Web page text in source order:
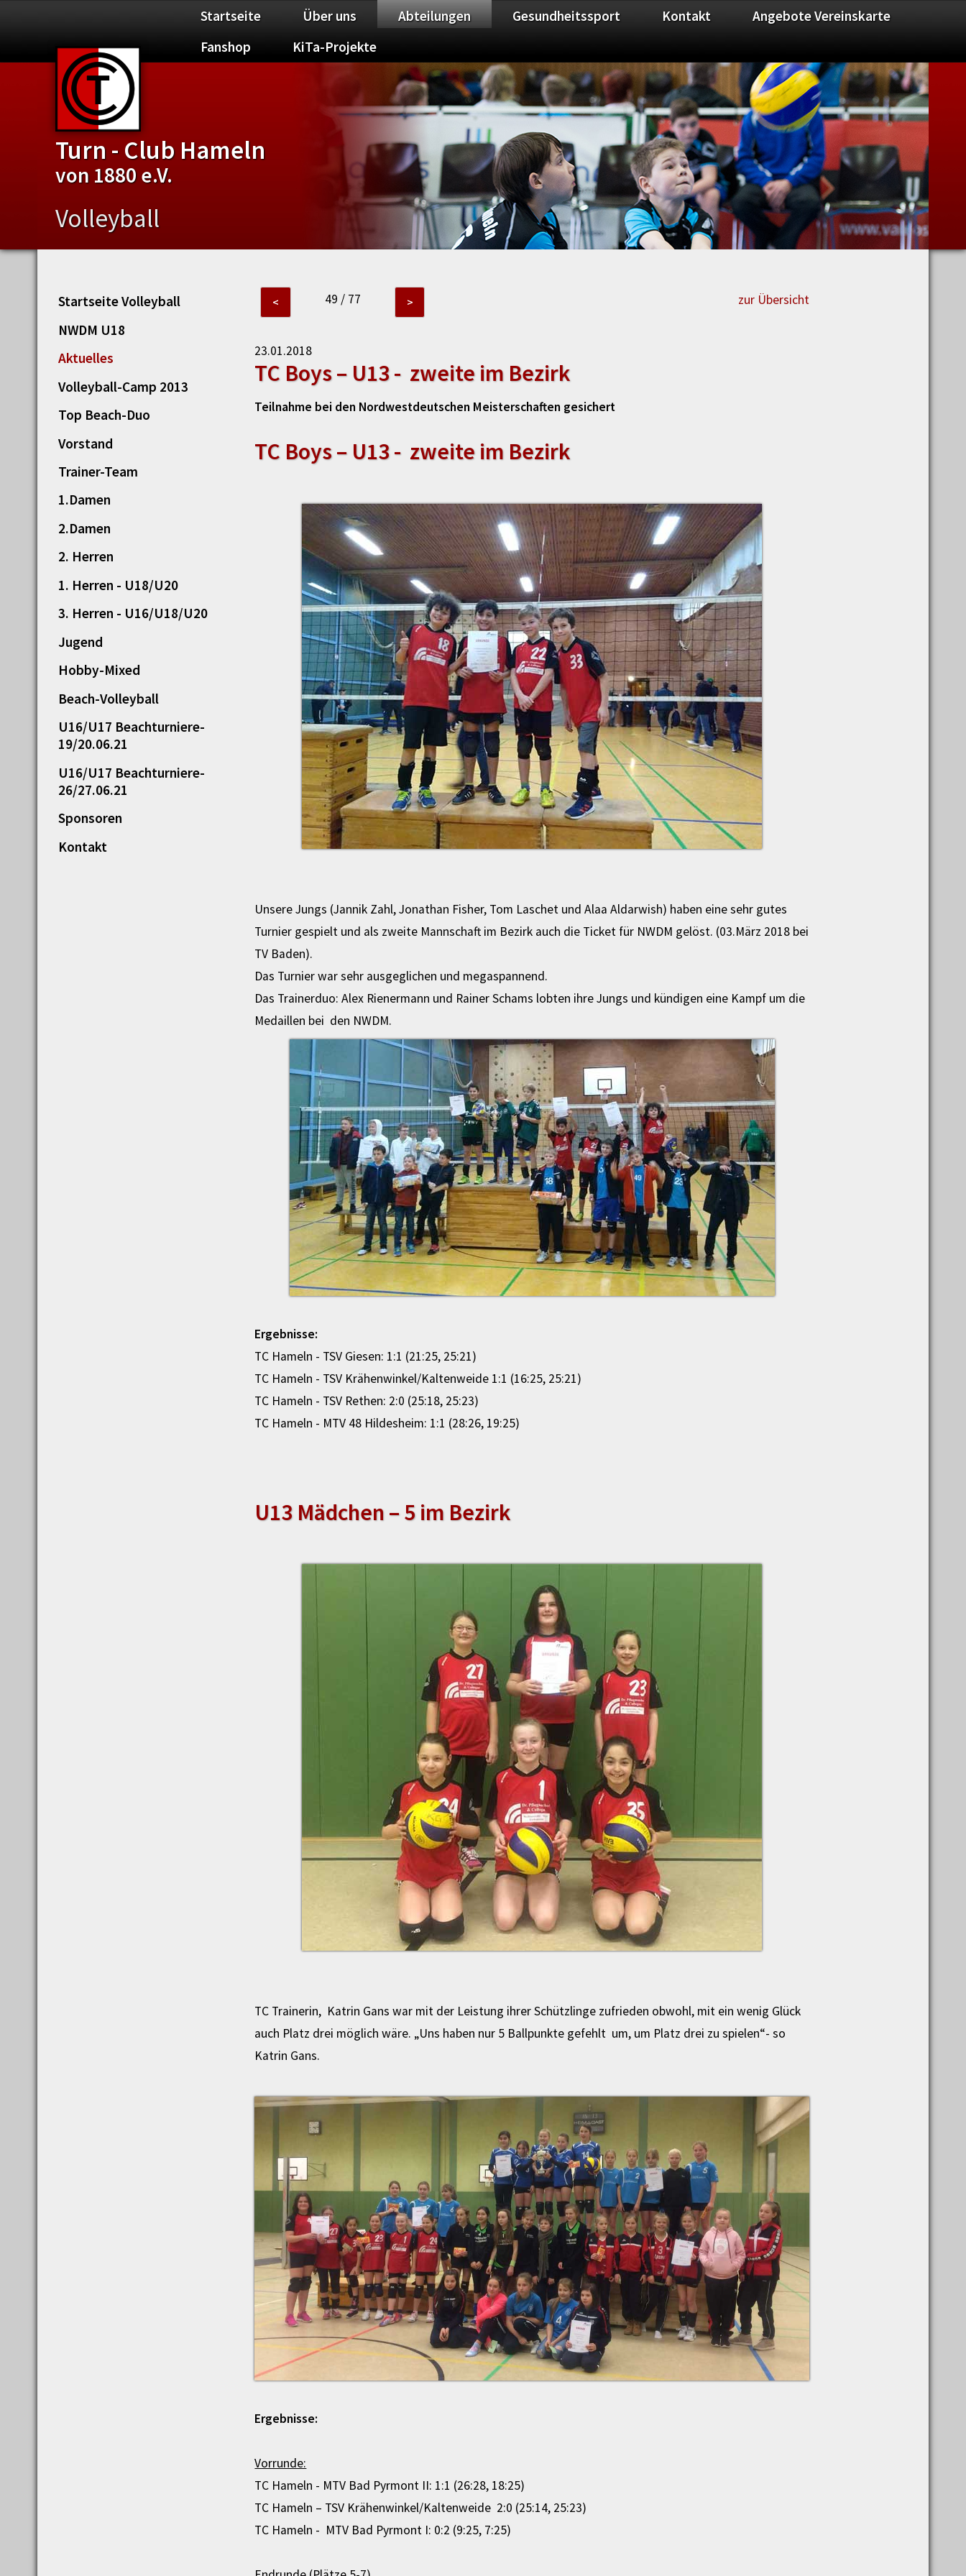
Startseite Über uns Abteilungen Gesundheitssport Kontakt
Angebote Vereinskarte
Fanshop
KiTa-Projekte
Turn - Club Hameln
von 1880 e.V.
Volleyball
Startseite Volleyball
NWDM U18
Aktuelles
Volleyball-Camp 2013
Top Beach-Duo
Vorstand
Trainer-Team
1.Damen
2.Damen
2. Herren
1. Herren - U18/U20
3. Herren - U16/U18/U20
Jugend
Hobby-Mixed
Beach-Volleyball
U16/U17 Beachturniere-
19/20.06.21
U16/U17 Beachturniere-
26/27.06.21
Sponsoren
Kontakt
< 49 / 77 > zur Übersicht
23.01.2018
TC Boys – U13 - zweite im Bezirk
Teilnahme bei den Nordwestdeutschen Meisterschaften gesichert
TC Boys – U13 - zweite im Bezirk
Unsere Jungs (Jannik Zahl, Jonathan Fisher, Tom Laschet und Alaa Aldarwish) haben eine sehr gutes
Turnier gespielt und als zweite Mannschaft im Bezirk auch die Ticket für NWDM gelöst. (03.März 2018 bei
TV Baden).
Das Turnier war sehr ausgeglichen und megaspannend.
Das Trainerduo: Alex Rienermann und Rainer Schams lobten ihre Jungs und kündigen eine Kampf um die
Medaillen bei den NWDM.
Ergebnisse:
TC Hameln - TSV Giesen: 1:1 (21:25, 25:21)
TC Hameln - TSV Krähenwinkel/Kaltenweide 1:1 (16:25, 25:21)
TC Hameln - TSV Rethen: 2:0 (25:18, 25:23)
TC Hameln - MTV 48 Hildesheim: 1:1 (28:26, 19:25)
U13 Mädchen – 5 im Bezirk
TC Trainerin, Katrin Gans war mit der Leistung ihrer Schützlinge zufrieden obwohl, mit ein wenig Glück
auch Platz drei möglich wäre. „Uns haben nur 5 Ballpunkte gefehlt um, um Platz drei zu spielen“- so
Katrin Gans.
Ergebnisse:
Vorrunde:
TC Hameln - MTV Bad Pyrmont II: 1:1 (26:28, 18:25)
TC Hameln – TSV Krähenwinkel/Kaltenweide 2:0 (25:14, 25:23)
TC Hameln - MTV Bad Pyrmont I: 0:2 (9:25, 7:25)